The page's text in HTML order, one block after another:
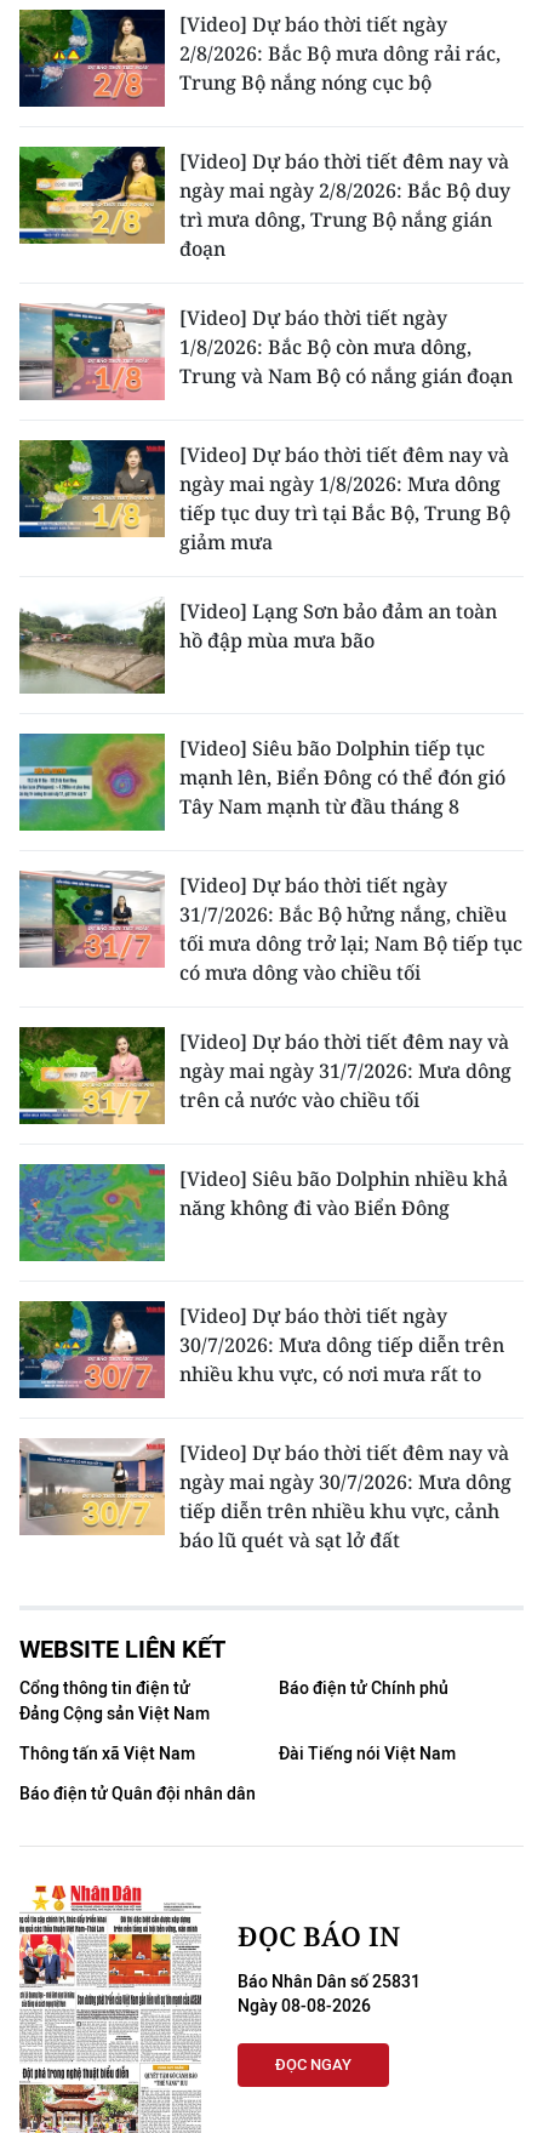
[Video] Dự báo thời tiết ngày
2/8/2026: Bắc Bộ mưa dông rải rác,
Trung Bộ nắng nóng cục bộ
[Video] Dự báo thời tiết đêm nay và
ngày mai ngày 2/8/2026: Bắc Bộ duy
trì mưa dông, Trung Bộ nắng gián
đoạn
[Video] Dự báo thời tiết ngày
1/8/2026: Bắc Bộ còn mưa dông,
Trung và Nam Bộ có nắng gián đoạn
[Video] Dự báo thời tiết đêm nay và
ngày mai ngày 1/8/2026: Mưa dông
tiếp tục duy trì tại Bắc Bộ, Trung Bộ
giảm mưa
[Video] Lạng Sơn bảo đảm an toàn
hồ đập mùa mưa bão
[Video] Siêu bão Dolphin tiếp tục
mạnh lên, Biển Đông có thể đón gió
Tây Nam mạnh từ đầu tháng 8
[Video] Dự báo thời tiết ngày
31/7/2026: Bắc Bộ hửng nắng, chiều
tối mưa dông trở lại; Nam Bộ tiếp tục
có mưa dông vào chiều tối
[Video] Dự báo thời tiết đêm nay và
ngày mai ngày 31/7/2026: Mưa dông
trên cả nước vào chiều tối
[Video] Siêu bão Dolphin nhiều khả
năng không đi vào Biển Đông
[Video] Dự báo thời tiết ngày
30/7/2026: Mưa dông tiếp diễn trên
nhiều khu vực, có nơi mưa rất to
[Video] Dự báo thời tiết đêm nay và
ngày mai ngày 30/7/2026: Mưa dông
tiếp diễn trên nhiều khu vực, cảnh
báo lũ quét và sạt lở đất
WEBSITE LIÊN KẾT
Cổng thông tin điện tử
Đảng Cộng sản Việt Nam
Báo điện tử Chính phủ
Thông tấn xã Việt Nam
Đài Tiếng nói Việt Nam
Báo điện tử Quân đội nhân dân
ĐỌC BÁO IN
Báo Nhân Dân số 25831
Ngày 08-08-2026
ĐỌC NGAY